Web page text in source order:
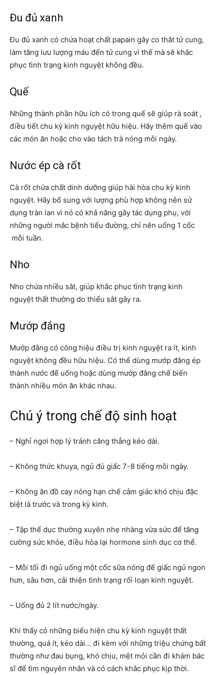
Đu đủ xanh
Đu đủ xanh có chứa hoạt chất papain gây co thắt tử cung,
làm tăng lưu lượng máu đến tử cung vì thế mà sẽ khắc
phục tình trạng kinh nguyệt không đều.
Quế
Những thành phần hữu ích có trong quế sẽ giúp rà soát ,
điều tiết chu kỳ kinh nguyệt hữu hiệu. Hãy thêm quế vào
các món ăn hoặc cho vào tách trà nóng mỗi ngày.
Nước ép cà rốt
Cà rốt chứa chất dinh dưỡng giúp hài hòa chu kỳ kinh
nguyệt. Hãy bổ sung với lượng phù hợp không nên sử
dụng tràn lan vì nó có khả năng gây tác dụng phụ, với
những người mắc bệnh tiểu đường, chỉ nên uống 1 cốc
mỗi tuần.
Nho
Nho chứa nhiều sắt, giúp khắc phục tình trạng kinh
nguyệt thất thường do thiếu sắt gây ra.
Mướp đắng
Mướp đắng có công hiệu điều trị kinh nguyệt ra ít, kinh
nguyệt không đều hữu hiệu. Có thể dùng mướp đắng ép
thành nước để uống hoặc dùng mướp đắng chế biến
thành nhiều món ăn khác nhau.
Chú ý trong chế độ sinh hoạt
– Nghỉ ngơi hợp lý tránh căng thẳng kéo dài.
– Không thức khuya, ngủ đủ giấc 7-8 tiếng mỗi ngày.
– Không ăn đồ cay nóng hạn chế cảm giác khó chịu đặc
biệt là trước và trong kỳ kinh.
– Tập thể dục thường xuyên nhẹ nhàng vừa sức để tăng
cường sức khỏe, điều hòa lại hormone sinh dục cơ thể.
– Mỗi tối đi ngủ uống một cốc sữa nóng để giấc ngủ ngon
hưn, sâu hơn, cải thiện tình trạng rối loạn kinh nguyệt.
– Uống đủ 2 lít nước/ngày.
Khi thấy có những biểu hiện chu kỳ kinh nguyệt thất
thường, quá ít, kéo dài… đi kèm với những triệu chứng bất
thường như đau bụng, khó chịu, mệt mỏi cần đi khám bác
sĩ để tìm nguyên nhân và có cách khắc phục kịp thời.